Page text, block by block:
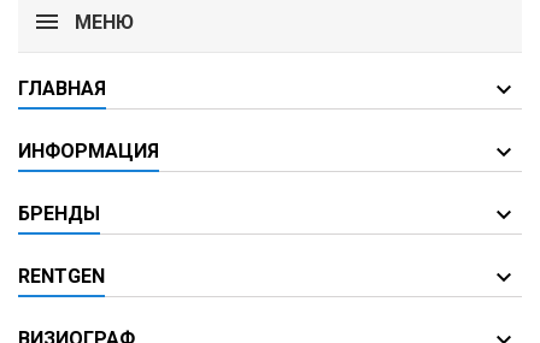
МЕНЮ
ГЛАВНАЯ
ИНФОРМАЦИЯ
БРЕНДЫ
RENTGEN